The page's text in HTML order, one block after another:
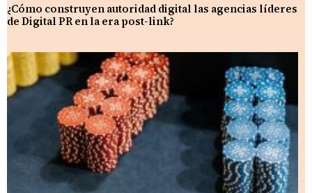
¿Cómo construyen autoridad digital las agencias líderes
de Digital PR en la era post-link?